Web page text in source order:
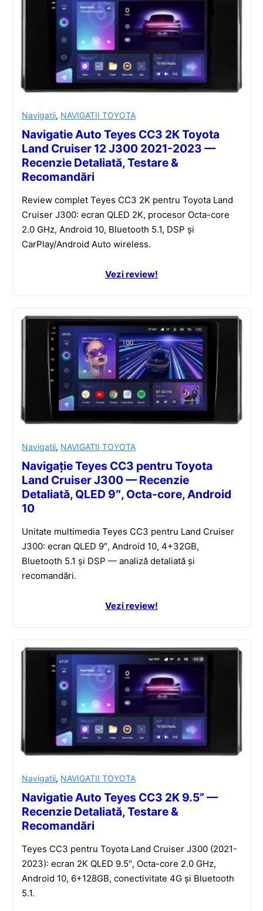
Navigatii, NAVIGATII TOYOTA
Navigatie Auto Teyes CC3 2K Toyota
Land Cruiser 12 J300 2021-2023 —
Recenzie Detaliată, Testare &
Recomandări
Review complet Teyes CC3 2K pentru Toyota Land
Cruiser J300: ecran QLED 2K, procesor Octa-core
2.0 GHz, Android 10, Bluetooth 5.1, DSP și
CarPlay/Android Auto wireless.
Vezi review!
Navigatii, NAVIGATII TOYOTA
Navigație Teyes CC3 pentru Toyota
Land Cruiser J300 — Recenzie
Detaliată, QLED 9″, Octa-core, Android
10
Unitate multimedia Teyes CC3 pentru Land Cruiser
J300: ecran QLED 9″, Android 10, 4+32GB,
Bluetooth 5.1 și DSP — analiză detaliată și
recomandări.
Vezi review!
Navigatii, NAVIGATII TOYOTA
Navigatie Auto Teyes CC3 2K 9.5” —
Recenzie Detaliată, Testare &
Recomandări
Teyes CC3 pentru Toyota Land Cruiser J300 (2021-
2023): ecran 2K QLED 9.5″, Octa-core 2.0 GHz,
Android 10, 6+128GB, conectivitate 4G și Bluetooth
5.1.